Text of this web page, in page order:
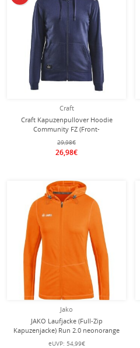
Craft
Craft Kapuzenpullover Hoodie
Community FZ (Front-
Reißverschluss, sportliche Passform)
navyblau Damen
29,98€
26,98€
Jako
JAKO Laufjacke (Full-Zip
Kapuzenjacke) Run 2.0 neonorange
Damen
eUVP: 54,99€